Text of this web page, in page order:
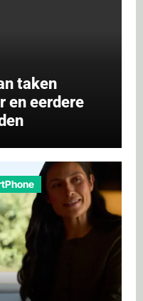
taken
en eerdere